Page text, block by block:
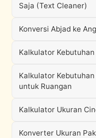
Saja (Text Cleaner)
Konversi Abjad ke
Kalkulator
Kalkulator
untuk Ruangan
Kalkulator Ukuran
Konverter Ukuran